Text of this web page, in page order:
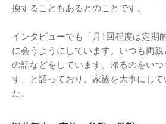
換することもあるとのことです。
インタビューでも「月1回程度は定期
に会うようにしています。いつも両
の話などをしています。帰るのをいつ
す」と語っており、家族を大事にし
た。